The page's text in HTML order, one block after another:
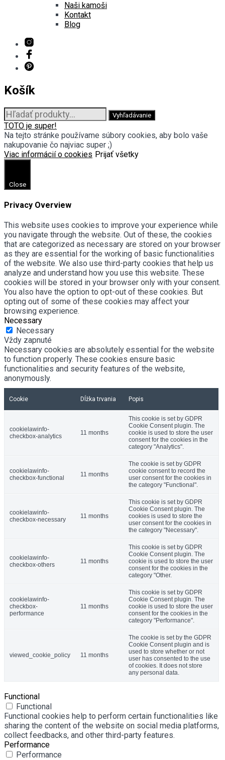
Naši kamoši
Kontakt
Blog
Košík
Hľadať: Vyhľadávanie
TOTO je super!
Na tejto stránke používame súbory cookies, aby bolo vaše
nakupovanie čo najviac super ;)
Viac informácií o cookies Prijať všetky
Close
Privacy Overview
This website uses cookies to improve your experience while
you navigate through the website. Out of these, the cookies
that are categorized as necessary are stored on your browser
as they are essential for the working of basic functionalities
of the website. We also use third-party cookies that help us
analyze and understand how you use this website. These
cookies will be stored in your browser only with your consent.
You also have the option to opt-out of these cookies. But
opting out of some of these cookies may affect your
browsing experience.
Necessary
Necessary
Vždy zapnuté
Necessary cookies are absolutely essential for the website
to function properly. These cookies ensure basic
functionalities and security features of the website,
anonymously.
Cookie Dĺžka trvania Popis
cookielawinfo-
checkbox-analytics
11 months
This cookie is set by GDPR
Cookie Consent plugin. The
cookie is used to store the user
consent for the cookies in the
category "Analytics".
cookielawinfo-
checkbox-functional
11 months
The cookie is set by GDPR
cookie consent to record the
user consent for the cookies in
the category "Functional".
cookielawinfo-
checkbox-necessary
11 months
This cookie is set by GDPR
Cookie Consent plugin. The
cookies is used to store the
user consent for the cookies in
the category "Necessary".
cookielawinfo-
checkbox-others
11 months
This cookie is set by GDPR
Cookie Consent plugin. The
cookie is used to store the user
consent for the cookies in the
category "Other.
cookielawinfo-
checkbox-
performance
11 months
This cookie is set by GDPR
Cookie Consent plugin. The
cookie is used to store the user
consent for the cookies in the
category "Performance".
viewed_cookie_policy 11 months
The cookie is set by the GDPR
Cookie Consent plugin and is
used to store whether or not
user has consented to the use
of cookies. It does not store
any personal data.
Functional
Functional
Functional cookies help to perform certain functionalities like
sharing the content of the website on social media platforms,
collect feedbacks, and other third-party features.
Performance
Performance